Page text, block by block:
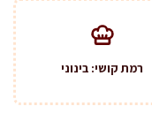
רמת קושי: בינוני